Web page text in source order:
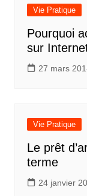
Vie Pratique
Pourquoi
sur
27 mars
Vie Pratique
Le prêt
terme
24 janvier